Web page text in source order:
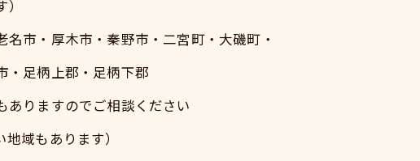
市・厚木市・秦野市・二宮町・大磯町・
・足柄上郡・足柄下郡
ありますのでご相談ください
域もあります）